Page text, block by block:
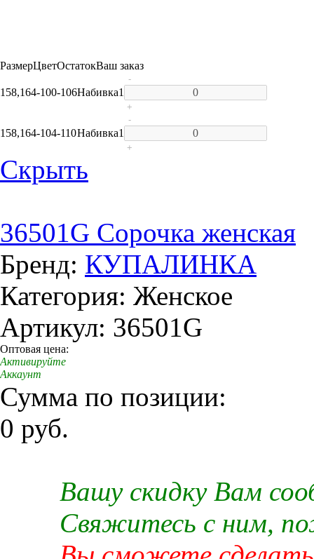
РазмерЦветОстатокВаш заказ
158,164-100-106Набивка1
-
+
158,164-104-110Набивка1
-
+
Скрыть
36501G Сорочка женская
Бренд: КУПАЛИНКА
Категория: Женское
Артикул: 36501G
Оптовая цена:
Активируйте
Аккаунт
Сумма по позиции:
0 руб.
Вашу скидку Вам
Свяжитесь с ним,